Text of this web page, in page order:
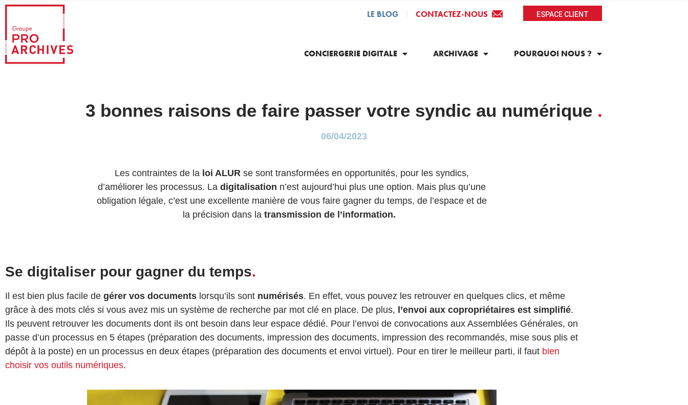
LE BLOG CONTACTEZ-NOUS ESPACE CLIENT
CONCIERGERIE DIGITALE ARCHIVAGE POURQUOI NOUS ?
3 bonnes raisons de faire passer votre syndic au numérique .
06/04/2023
Les contraintes de la loi ALUR se sont transformées en opportunités, pour les syndics,
d’améliorer les processus. La digitalisation n’est aujourd’hui plus une option. Mais plus qu’une
obligation légale, c’est une excellente manière de vous faire gagner du temps, de l’espace et de
la précision dans la transmission de l’information.
Se digitaliser pour gagner du temps.
Il est bien plus facile de gérer vos documents lorsqu’ils sont numérisés. En effet, vous pouvez les retrouver en quelques clics, et même
grâce à des mots clés si vous avez mis un système de recherche par mot clé en place. De plus, l’envoi aux copropriétaires est simplifié.
Ils peuvent retrouver les documents dont ils ont besoin dans leur espace dédié. Pour l’envoi de convocations aux Assemblées Générales, on
passe d’un processus en 5 étapes (préparation des documents, impression des documents, impression des recommandés, mise sous plis et
dépôt à la poste) en un processus en deux étapes (préparation des documents et envoi virtuel). Pour en tirer le meilleur parti, il faut bien
choisir vos outils numériques.